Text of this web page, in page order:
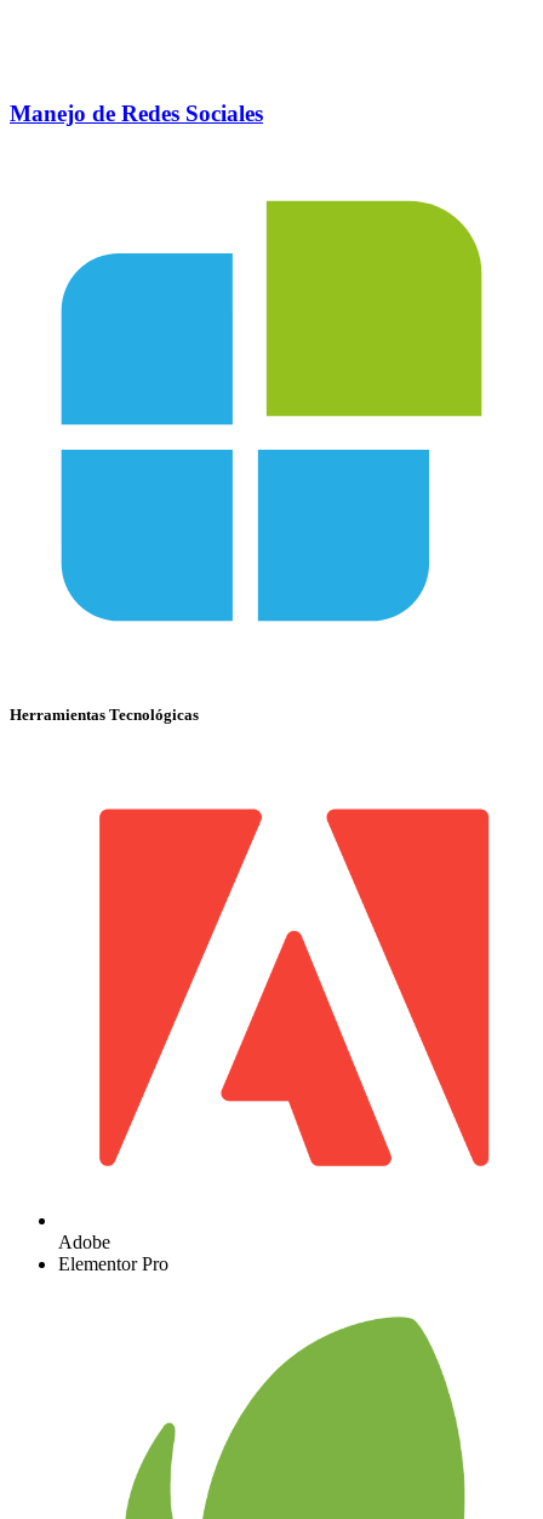
Manejo de Redes Sociales
Herramientas Tecnológicas
Adobe
Elementor Pro